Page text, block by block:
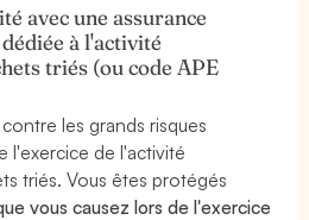
avec une assurance
à l'activité
triés (ou code APE
les grands risques
l'exercice de l'activité
triés. Vous êtes protégés
vous causez lors de l'exercice